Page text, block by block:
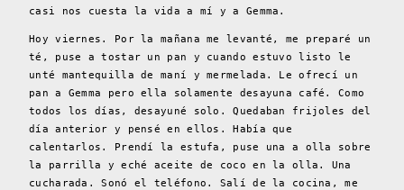
casi nos cuesta la vida a mí y a Gemma.
Hoy viernes. Por la mañana me levanté, me preparé un
té, puse a tostar un pan y cuando estuvo listo le
unté mantequilla de maní y mermelada. Le ofrecí un
pan a Gemma pero ella solamente desayuna café. Como
todos los días, desayuné solo. Quedaban frijoles del
día anterior y pensé en ellos. Había que
calentarlos. Prendí la estufa, puse una a olla sobre
la parrilla y eché aceite de coco en la olla. Una
cucharada. Sonó el teléfono. Salí de la cocina, me